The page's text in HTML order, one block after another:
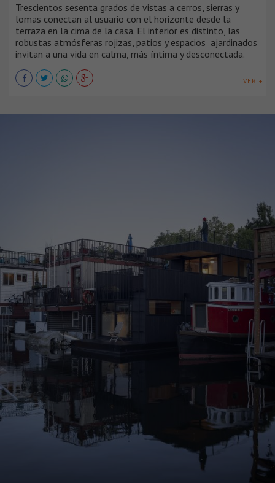
Trescientos sesenta grados de vistas a cerros, sierras y
lomas conectan al usuario con el horizonte desde la
terraza en la cima de la casa. El interior es distinto, las
robustas atmósferas rojizas, patios y espacios ajardinados
invitan a una vida en calma, más íntima y desconectada.
VER +